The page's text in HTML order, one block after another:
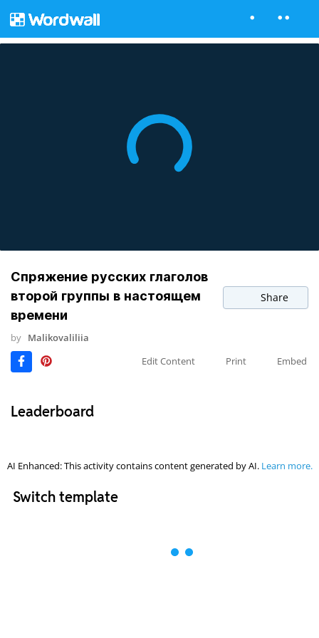
Спряжение русских глаголов
второй группы в настоящем
времени
Share
by Malikovaliliia
Edit Content
Print Embed
Leaderboard
AI Enhanced: This activity contains content generated by AI. Learn more.
Switch template